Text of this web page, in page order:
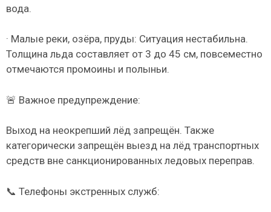
вода.
· Малые реки, озёра, пруды: Ситуация нестабильна.
Толщина льда составляет от 3 до 45 см, повсеместно
отмечаются промоины и полыньи.
🚨 Важное предупреждение:
Выход на неокрепший лёд запрещён. Также
категорически запрещён выезд на лёд транспортных
средств вне санкционированных ледовых переправ.
📞 Телефоны экстренных служб: